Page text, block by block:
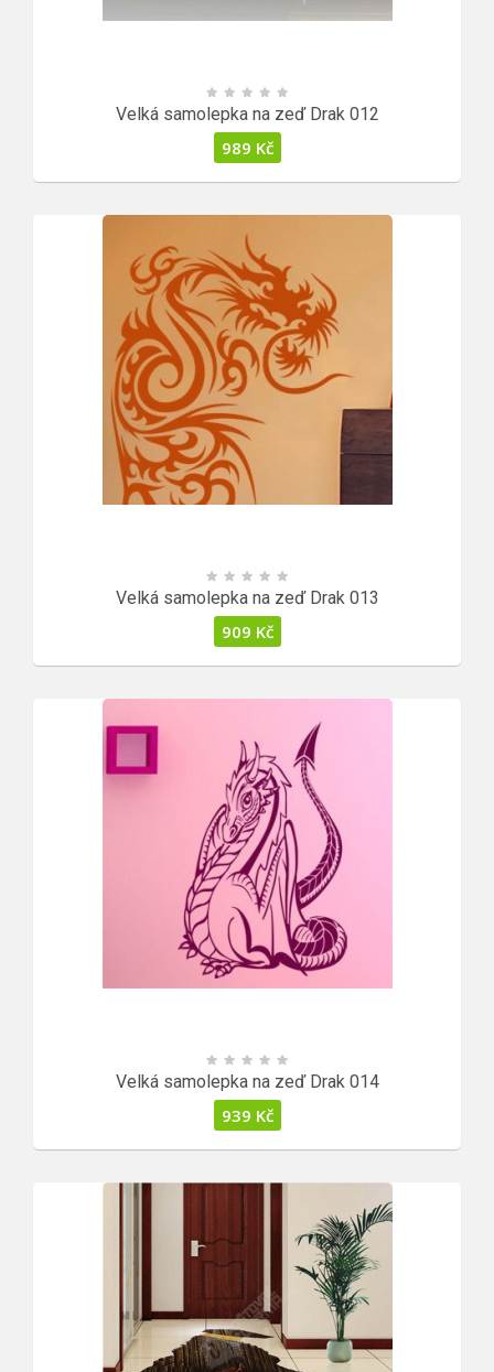
Velká samolepka na zeď Drak 012
989 Kč
Velká samolepka na zeď Drak 013
909 Kč
Velká samolepka na zeď Drak 014
939 Kč